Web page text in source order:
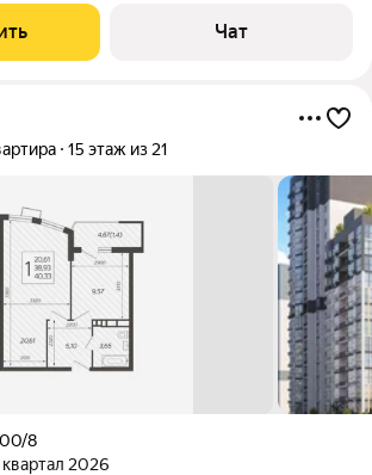
площадки с безопасным
Чат
15 этаж из 21
8
квартал 2026